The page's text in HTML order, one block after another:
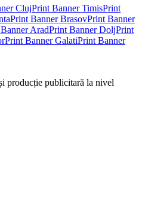
ClujPrint BannerTimisPrint
Print BannerBrasovPrint Banner
AradPrint BannerDoljPrint
Print BannerGalatiPrint Banner
producție publicitară la nivel